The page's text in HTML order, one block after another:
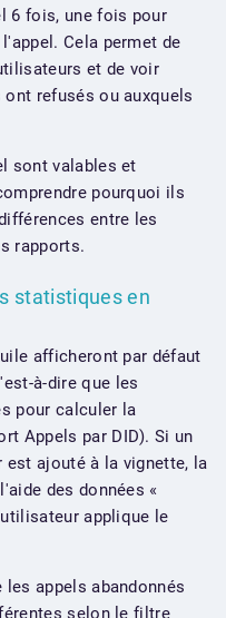
6 fois, une fois pour
Cela permet de
et de voir
refusés ou auxquels
sont valables et
pourquoi ils
entre les
rapports.
statistiques en
afficheront par défaut
à-dire que les
pour calculer la
Appels par DID). Si un
ajouté à la vignette, la
des données «
applique le
appels abandonnés
selon le filtre